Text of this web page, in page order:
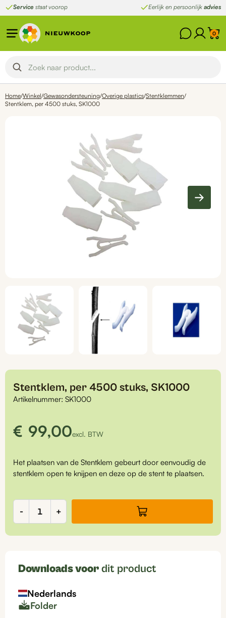
Ga
naar
de
inhoud
Service staat voorop Eerlijk en persoonlijk advies
0
Home/Winkel/Gewasondersteuning/Overige plastics/Stentklemmen/
Stentklem, per 4500 stuks, SK1000
Stentklem, per 4500 stuks, SK1000
Artikelnummer: SK1000
€ 99,00excl. BTW
Het plaatsen van de Stentklem gebeurt door eenvoudig de
stentklem open te knijpen en deze op de stent te plaatsen.
Stentklem,
per
4500
stuks,
- +
Downloads voor dit product
Nederlands
Folder